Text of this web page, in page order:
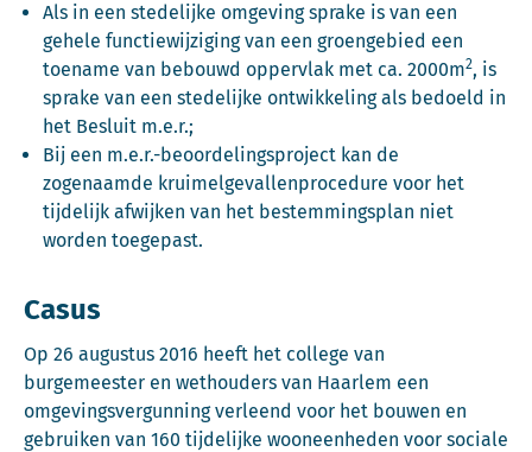
Als in een stedelijke omgeving sprake is van een
gehele functiewijziging van een groengebied een
toename van bebouwd oppervlak met ca. 2000m2, is
sprake van een stedelijke ontwikkeling als bedoeld in
het Besluit m.e.r.;
Bij een m.e.r.-beoordelingsproject kan de
zogenaamde kruimelgevallenprocedure voor het
tijdelijk afwijken van het bestemmingsplan niet
worden toegepast.
Casus
Op 26 augustus 2016 heeft het college van
burgemeester en wethouders van Haarlem een
omgevingsvergunning verleend voor het bouwen en
gebruiken van 160 tijdelijke wooneenheden voor sociale